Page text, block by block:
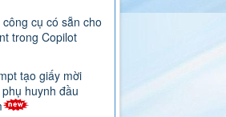
công cụ có sẵn cho
trong Copilot
tạo giấy mời
huynh đầu